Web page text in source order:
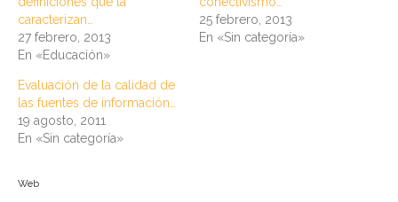
caracterizan…
27 febrero, 2013
En «Educación»
25 febrero, 2013
En «Sin categoría»
Evaluación de la calidad de
las fuentes de información…
19 agosto, 2011
En «Sin categoría»
Web